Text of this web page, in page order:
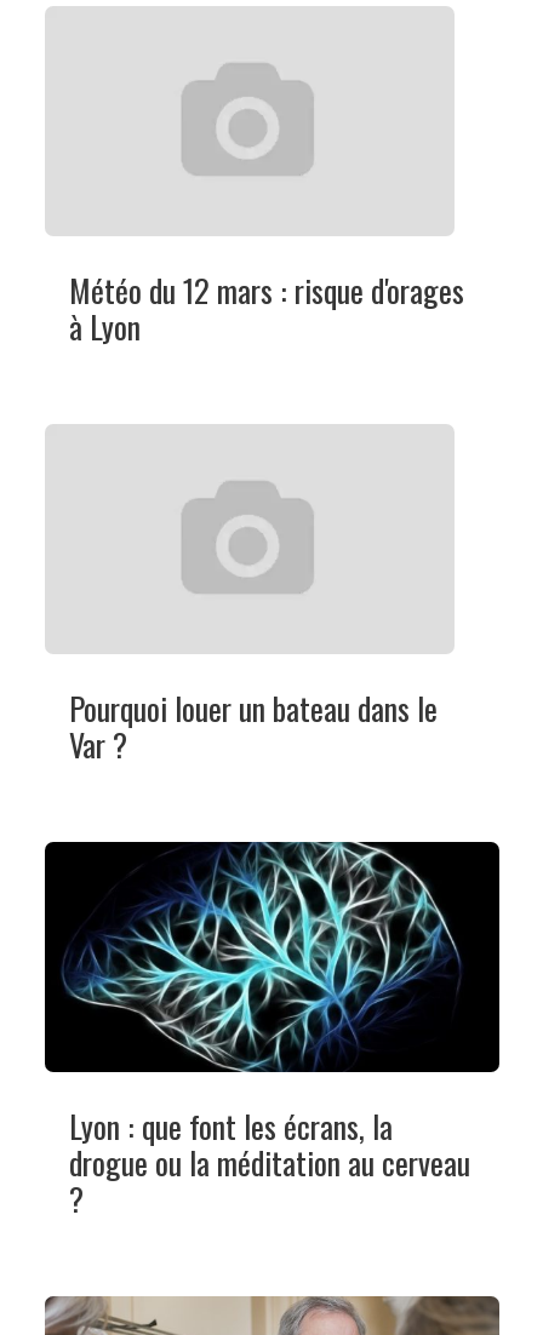
Météo du 12 mars : risque d'orages
à Lyon
Pourquoi louer un bateau dans le
Var ?
Lyon : que font les écrans, la
drogue ou la méditation au cerveau
?